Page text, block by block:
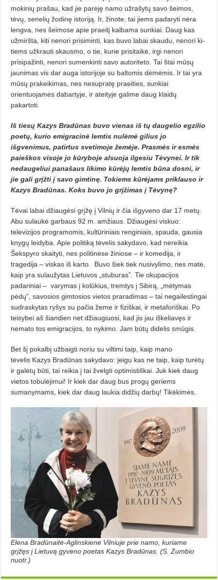
mokinių prašau, kad jie parėję namo užrašytų savo šeimos,
tėvų, senelių žodinę istoriją. Ir, žinote, tai jiems padaryti nėra
lengva, nes šeimose apie praeitį kalbama sunkiai. Daug kas
užmiršta, kiti nenori prisiminti, kas buvo labai skaudu, nenori ki­
tiems užkrauti skausmo, o tie, kurie prisitaikė, irgi nenori
prisipažinti, ne­nori sumenkinti savo autoriteto. Tai štai mūsų
jaunimas vis dar auga istorijoje su baltomis dėmėmis. Ir tai yra
mūsų prakeikimas, nes nesupra­tę praeities, sunkiai
orientuojamės da­bartyje, ir ateityje galime daug klaidų
pakartoti.
Iš tiesų Kazys Bradūnas buvo vienas iš tų daugelio egzilio
poetų, kurio emigracinė lemtis nulėmė gilius jo
išgvenimus, patirtus svetimoje žemėje. Prasmės ir esmės
paieškos visoje jo kūryboje alsuoja ilgesiu Tėvynei. Ir tik
nedau­ge­liui panašaus likimo kūrėjų lemtis būna dosni, ir
jie gali grįžti į savo gimtinę. Tokiems kūrėjams priklauso ir
Kazys Bradūnas. Koks buvo jo grįžimas į Tėvynę?
Tėvai labai džiaugėsi grįžę į Vil­nių ir čia išgyveno dar 17 metų.
Abu su­laukė garbaus 92 m. amžiaus. Džiau­gėsi viskuo:
televizijos programomis, kultūriniais renginiais, spauda, gausia
knygų leidyba. Apie politiką tė­velis sakydavo, kad nereikia
Šekspy­ro skaityti, nes politinėse žiniose – ir komedija, ir
tragedija – viskas iš karto.
Buvo šiek tiek nusivylimo, nes matė,
kaip yra sulaužytas Lietuvos „stuburas”. Tie okupacijos
padariniai – varymas į kolūkius, tremtys į Sibirą, „mėtymas
pėdų”, savosios gimtosios vietos praradimas – tai negailestingai
sudraskytas ryšys su pačia žeme ir fiziškai, ir metaforiš­kai. Po
teisybei aš šiandien net džiaugiuosi, kad jis jau iškeliavęs ir
nemato tos emigracijos, to nykimo. Jam būtų didelis smūgis.
Bet šį pokalbį užbaigti noriu su viltimi taip, kaip mano
tėvelis Kazys Bradūnas sakydavo: jeigu kas ne taip, kaip turėtų
ir galėtų būti, tai reikia į tai žvelgti optimistiškai. Juk kiek daug
vietos tobulėjimui! Ir kiek dar daug bus progų geriems
sumanymams, kiek dar daug laukia didžių darbų! Tikėkimės.
Elena Bradūnaitė-Aglinskienė Vilniuje prie namo, kuriame
grįžęs į Lietuvą gyveno poetas Kazys Bradūnas. (S. Zumbio
nuotr.)